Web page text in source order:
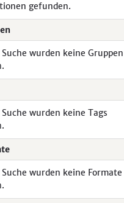
gefunden.
Suche wurden keine Gruppen
Suche wurden keine Tags
Suche wurden keine Formate